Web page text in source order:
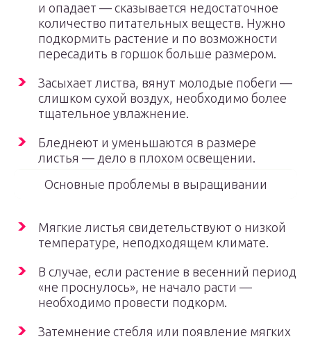
и опадает — сказывается недостаточное
количество питательных веществ. Нужно
подкормить растение и по возможности
пересадить в горшок больше размером.
Засыхает листва, вянут молодые побеги —
слишком сухой воздух, необходимо более
тщательное увлажнение.
Бледнеют и уменьшаются в размере
листья — дело в плохом освещении.
Основные проблемы в выращивании
Мягкие листья свидетельствуют о низкой
температуре, неподходящем климате.
В случае, если растение в весенний период
«не проснулось», не начало расти —
необходимо провести подкорм.
Затемнение стебля или появление мягких